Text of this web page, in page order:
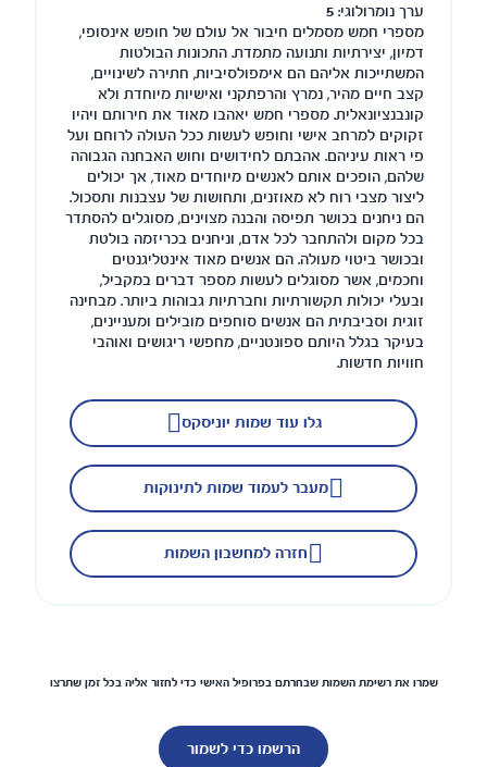
ערך נומרולוגי: 5
מספרי חמש מסמלים חיבור אל עולם של חופש אינסופי,
דמיון, יצירתיות ותנועה מתמדת. התכונות הבולטות
המשתייכות אליהם הם אימפולסיביות, חתירה לשינויים,
קצב חיים מהיר, נמרץ והרפתקני ואישיות מיוחדת ולא
קונבנציונאלית. מספרי חמש יאהבו מאוד את חירותם ויהיו
זקוקים למרחב אישי וחופש לעשות ככל העולה לרוחם ועל
פי ראות עיניהם. אהבתם לחידושים וחוש האבחנה הגבוהה
שלהם, הופכים אותם לאנשים מיוחדים מאוד, אך יכולים
ליצור מצבי רוח לא מאוזנים, ותחושות של עצבנות ותסכול.
הם ניחנים בכושר תפיסה והבנה מצוינים, מסוגלים להסתדר
בכל מקום ולהתחבר לכל אדם, וניחנים בכריזמה בולטת
ובכושר ביטוי מעולה. הם אנשים מאוד אינטליגנטים
וחכמים, אשר מסוגלים לעשות מספר דברים במקביל,
ובעלי יכולות תקשורתיות וחברתיות גבוהות ביותר. מבחינה
זוגית וסביבתית הם אנשים סוחפים מובילים ומעניינים,
בעיקר בגלל היותם ספונטניים, מחפשי ריגושים ואוהבי
חוויות חדשות.
מעבר לעמוד שמות לתינוקות
חזרה למחשבון השמות
גלו עוד שמות יוניסקס
שמרו את רשימת השמות שבחרתם בפרופיל האישי כדי לחזור אליה בכל זמן שתרצו
הרשמו כדי לשמור